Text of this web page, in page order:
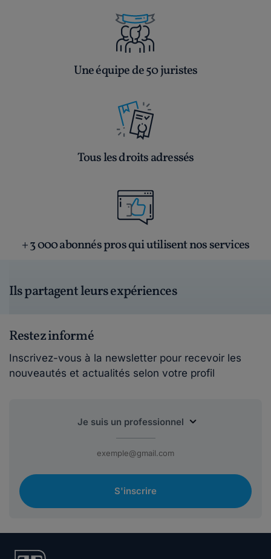
Une équipe de 50 juristes
Tous les droits adressés
+ 3 000 abonnés pros qui utilisent nos services
Ils partagent leurs expériences
Restez informé
Inscrivez-vous à la newsletter pour recevoir les
nouveautés et actualités selon votre profil
S'inscrire